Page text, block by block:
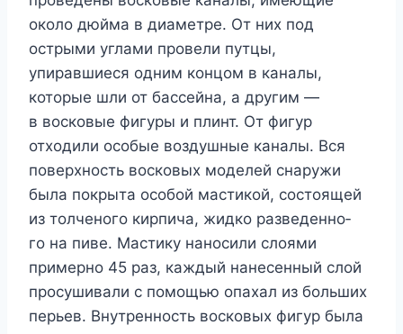
около дюйма в диаметре. От них под
острыми углами провели путцы,
упиравшиеся одним концом в каналы,
которые шли от бассейна, а другим —
в восковые фигуры и плинт. От фигур
отходили особые воздушные каналы. Вся
поверхность восковых моделей снаружи
была покрыта особой мастикой, состоящей
из толченого кирпича, жидко разведенно­
го на пиве. Мастику наносили слоями
примерно 45 раз, каждый нанесенный слой
просушивали с помощью опахал из больших
перьев. Внутренность восковых фигур была